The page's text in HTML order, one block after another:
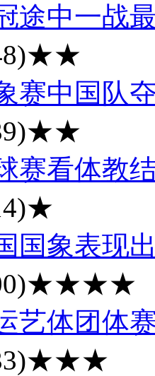
途中一战
★★
赛中国队
★★
赛看体教
★
国象表现
★★★★
艺体团体
★★★